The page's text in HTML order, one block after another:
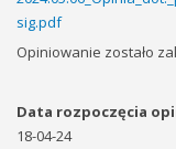
sig.pdf
Opiniowanie zostało
Data rozpoczęcia
18-04-24